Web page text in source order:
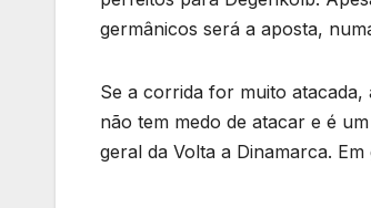
germânicos será a aposta,
Se a corrida for muito atacada,
não tem medo de atacar e é
geral da Volta a Dinamarca.